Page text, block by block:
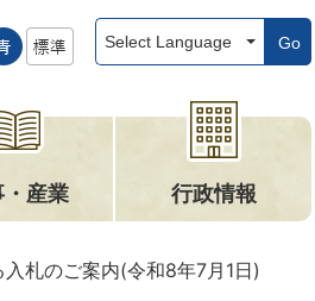
Go
産業 行政情報
札のご案内(令和8年7月1日)